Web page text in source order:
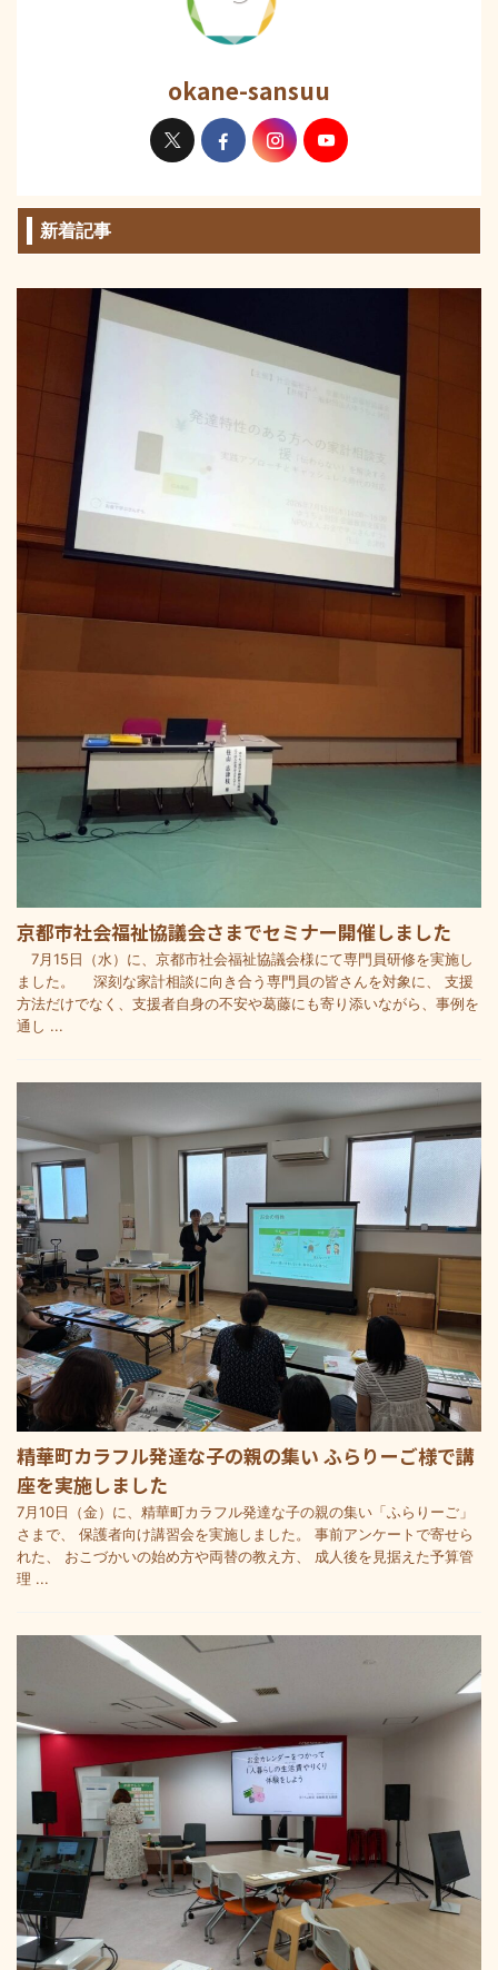
okane-sansuu
新着記事
京都市社会福祉協議会さまでセミナー開催しました
7月15日（水）に、京都市社会福祉協議会様にて専門員研修を実施し
ました。 深刻な家計相談に向き合う専門員の皆さんを対象に、 支援
方法だけでなく、支援者自身の不安や葛藤にも寄り添いながら、事例を
通し ...
精華町カラフル発達な子の親の集い ふらりーご様で講
座を実施しました
7月10日（金）に、精華町カラフル発達な子の親の集い「ふらりーご」
さまで、 保護者向け講習会を実施しました。 事前アンケートで寄せら
れた、 おこづかいの始め方や両替の教え方、 成人後を見据えた予算管
理 ...